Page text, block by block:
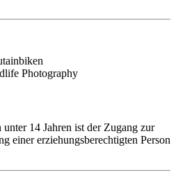
Photography
14 Jahren ist der Zugang zur
einer erziehungsberechtigten Person